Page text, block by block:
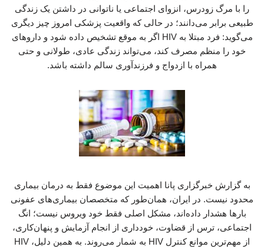
را با مرگ زودرس، انزوای اجتماعی یا ناتوانی در داشتن یک زندگی
طبیعی برابر می‌دانند؛ در حالی که واقعیت پزشکی امروز چیز دیگری
می‌گوید: فرد مبتلا به HIV اگر به موقع تشخیص داده شود و داروهای
خود را منظم مصرف کند، می‌تواند زندگی عادی، طولانی و حتی
همراه با ازدواج و فرزندآوری سالم داشته باشد.
به گزارش خبرگزاری پانا اهمیت این موضوع فقط به درمان بیماری
محدود نیست. در ایران، همان‌طور که متخصصان بیماری‌های عفونی
بارها هشدار داده‌اند، مشکل اصلی فقط خود ویروس نیست؛ انگ
اجتماعی، ترس از قضاوت، خودداری از انجام آزمایش و پنهان‌کاری،
از مهم‌ترین موانع کنترل HIV به شمار می‌روند. به همین دلیل، HIV